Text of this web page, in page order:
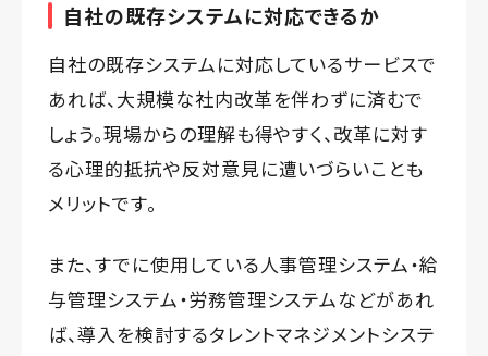
自社の既存システムに対応できるか
自社の既存システムに対応しているサービスで
あれば、大規模な社内改革を伴わずに済むで
しょう。現場からの理解も得やすく、改革に対す
る心理的抵抗や反対意見に遭いづらいことも
メリットです。
また、すでに使用している人事管理システム・給
与管理システム・労務管理システムなどがあれ
ば、導入を検討するタレントマネジメントシステ